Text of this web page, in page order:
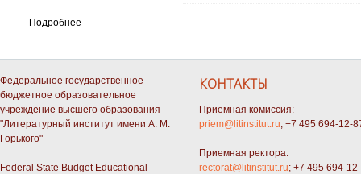
Подробнее
Федеральное государственное
бюджетное образовательное
учреждение высшего образования
"Литературный институт имени А. М.
Горького"
Federal State Budget Educational
КОНТАКТЫ
Приемная комиссия:
priem@litinstitut.ru; +7 495 694-12-
Приемная ректора:
rectorat@litinstitut.ru; +7 495 694-